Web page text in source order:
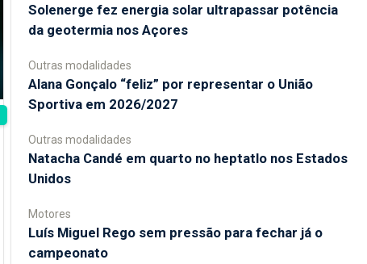
Solenerge fez energia solar ultrapassar potência
da geotermia nos Açores
Outras modalidades
Alana Gonçalo “feliz” por representar o União
Sportiva em 2026/2027
Outras modalidades
Natacha Candé em quarto no heptatlo nos Estados
Unidos
Motores
Luís Miguel Rego sem pressão para fechar já o
campeonato